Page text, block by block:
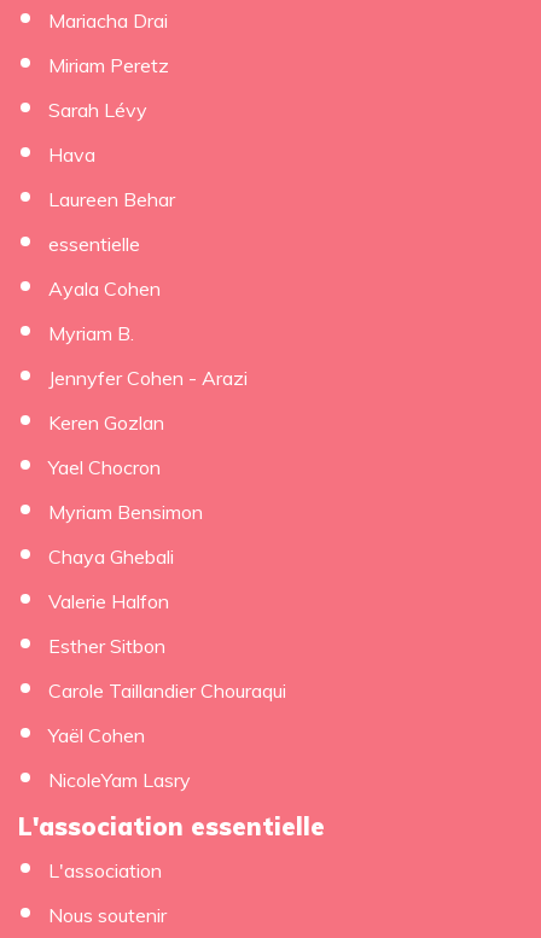
Mariacha Drai
Miriam Peretz
Sarah Lévy
Hava
Laureen Behar
essentielle
Ayala Cohen
Myriam B.
Jennyfer Cohen - Arazi
Keren Gozlan
Yael Chocron
Myriam Bensimon
Chaya Ghebali
Valerie Halfon
Esther Sitbon
Carole Taillandier Chouraqui
Yaël Cohen
NicoleYam Lasry
L'association essentielle
L'association
Nous soutenir